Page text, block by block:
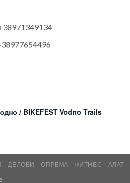
/ BIKEFEST Vodno Trails
ДЕЛОВИ ОПРЕМА ФИТНЕС АЛАТ